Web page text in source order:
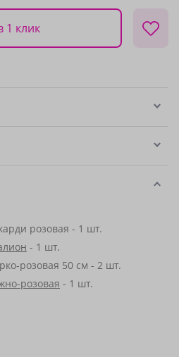
1 клик
розовая - 1 шт.
- 1 шт.
розовая 50 см - 2 шт.
розовая - 1 шт.